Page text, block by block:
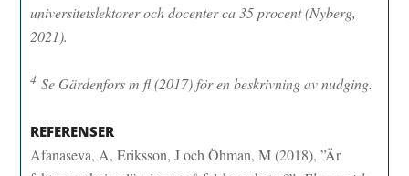
universitetslektorer och docenter ca 35 procent (Nyberg,
2021).
4 Se Gärdenfors m fl (2017) för en beskrivning avnudging.
REFERENSER
Afanaseva, A, Eriksson, J och Öhman, M (2018), ”Är